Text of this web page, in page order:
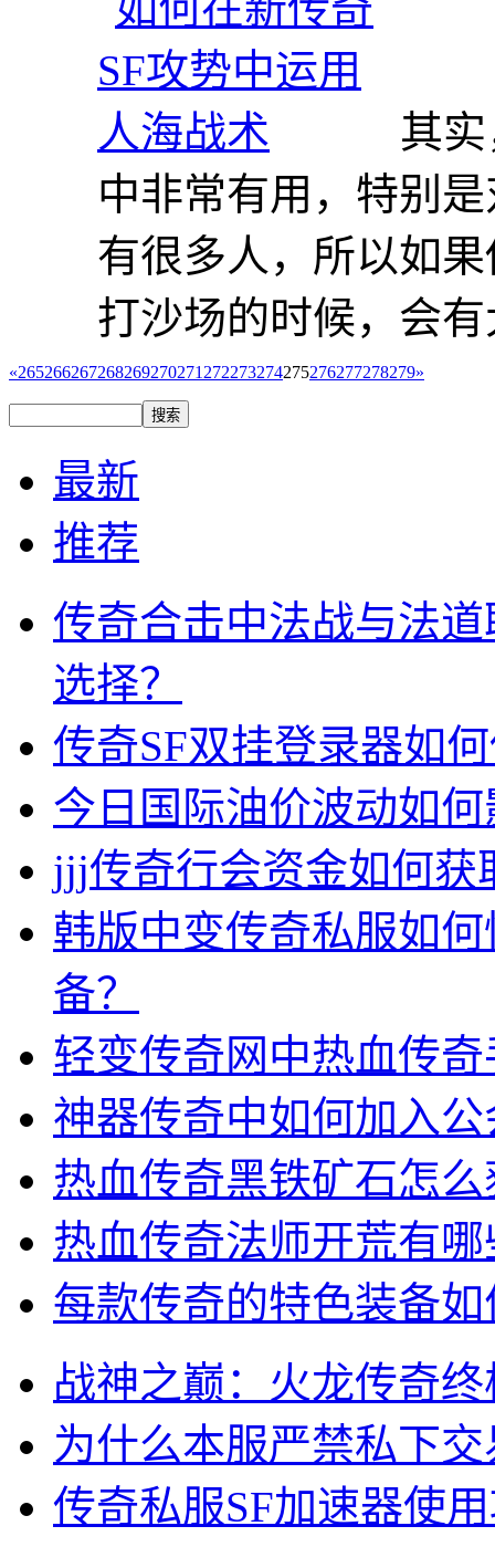
其
中非常有用，特别
有很多人，所以如
打沙场的时候，会
«265266267268269270271 272273274275276277278279»
最新
推荐
传奇合击中法战与法
选择？
传奇SF双挂登录器如
今日国际油价波动如
jjj传奇行会资金如何获
韩版中变传奇私服如
备？
轻变传奇网中热血传
神器传奇中如何加入公
热血传奇黑铁矿石怎
热血传奇法师开荒有
每款传奇的特色装备
战神之巅：火龙传奇
为什么本服严禁私下
传奇私服SF加速器使